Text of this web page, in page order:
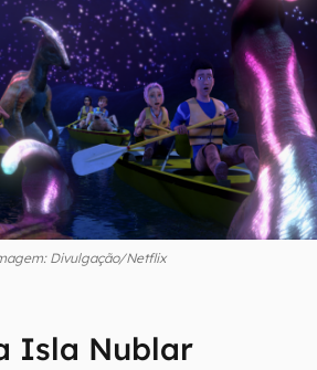
Divulgação/Netflix
Isla Nublar